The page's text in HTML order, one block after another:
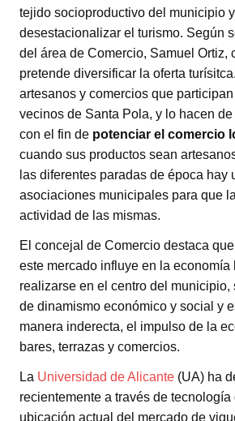
tejido socioproductivo del municipio
desestacionalizar el turismo. Según
del área de Comercio, Samuel Ortiz,
pretende diversificar la oferta
artesanos y comercios que
vecinos de Santa Pola, y lo hacen
con el fin de potenciar el comercio
cuando sus productos sean
las diferentes paradas de época hay
asociaciones municipales para que
actividad de las mismas.
El concejal de Comercio destaca
este mercado influye en la economía
realizarse en el centro del municipio,
de dinamismo económico y social y
manera inderecta, el impulso de la
bares, terrazas y comercios.
La Universidad de Alicante (UA) ha
recientemente a través de tecnología
ubicación actual del mercado de